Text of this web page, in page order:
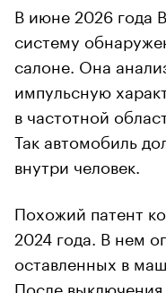
В июне 2026 года
систему
салоне. Она
импульсную
в частотной
Так автомобиль
внутри человек.
Похожий патент
2024 года. В нем
оставленных в
После